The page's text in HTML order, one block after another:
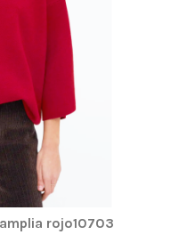
rojo10703